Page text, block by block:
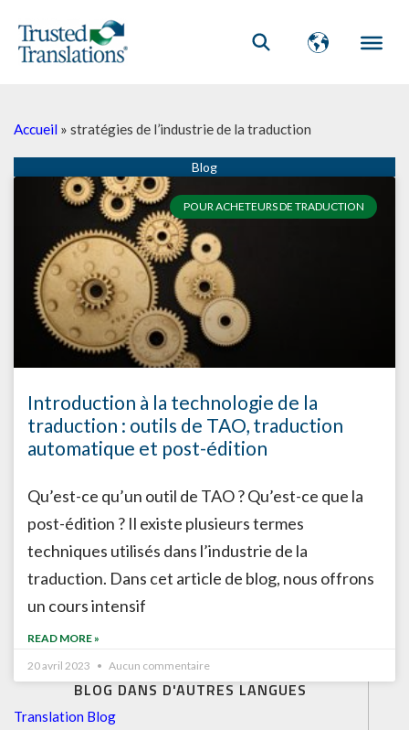
BLOG DANS D'AUTRES LANGUES
Translation Blog
Accueil » stratégies de l’industrie de la traduction
POUR ACHETEURS DE TRADUCTION
Introduction à la technologie de la
traduction : outils de TAO, traduction
automatique et post-édition
Qu’est-ce qu’un outil de TAO ? Qu’est-ce que la
post-édition ? Il existe plusieurs termes
techniques utilisés dans l’industrie de la
traduction. Dans cet article de blog, nous offrons
un cours intensif
READ MORE »
20 avril 2023
Aucun commentaire